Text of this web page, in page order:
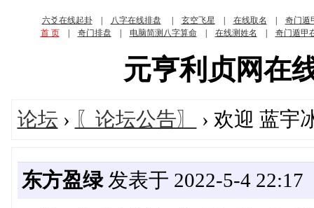
六爻在线起卦| 八字在线排盘 玄空飞星 在线取名
奇门遁
首 页| 奇门排盘 电脑简测八字算命| 在线测姓名 奇门遁甲
元亨利贞网在
论坛 › 〖论坛公告〗 › 欢迎 蓝宇
东方盈绿发表于 2022-5-4 22:17